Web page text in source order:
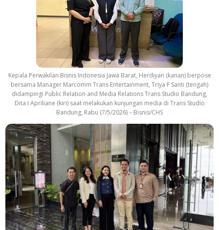
Kepala Perwakilan Bisnis Indonesia Jawa Barat, Herdiyan (kanan) berpose
bersama Manager Marcomm Trans Entertainment, Triya F Santi (tengah)
didampingi Public Relation and Media Relations Trans Studio Bandung,
Dita I Apriliane (kiri) saat melakukan kunjungan media di Trans Studio
Bandung, Rabu (7/5/2026) – Bisnis/CHS